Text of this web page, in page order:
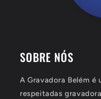
SOBRE NÓS
A Gravadora Belém é
respeitadas